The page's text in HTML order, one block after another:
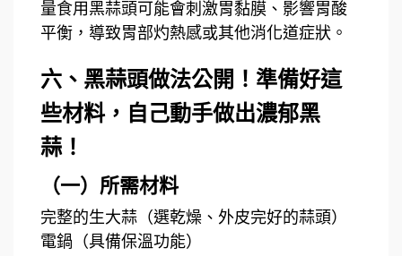
量食用黑蒜頭可能會刺激胃黏膜、影響胃酸
平衡，導致胃部灼熱感或其他消化道症狀。
六、黑蒜頭做法公開！準備好這
些材料，自己動手做出濃郁黑
蒜！
（一）所需材料
完整的生大蒜（選乾燥、外皮完好的蒜頭）
電鍋（具備保溫功能）